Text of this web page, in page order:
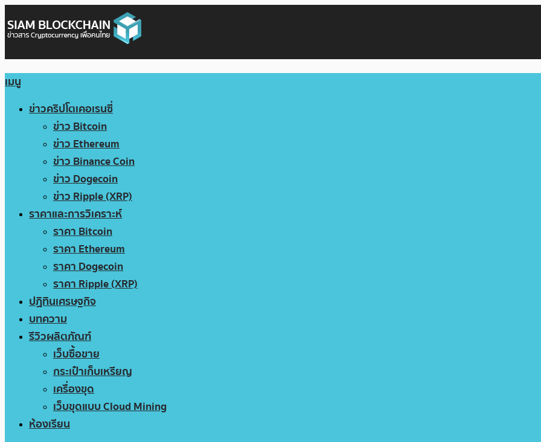
เมนู
ข่าวคริปโตเคอเรนซี่
ข่าว Bitcoin
ข่าว Ethereum
ข่าว Binance Coin
ข่าว Dogecoin
ข่าว Ripple (XRP)
ราคาและการวิเคราะห์
ราคา Bitcoin
ราคา Ethereum
ราคา Dogecoin
ราคา Ripple (XRP)
ปฏิทินเศรษฐกิจ
บทความ
รีวิวผลิตภัณฑ์
เว็บซื้อขาย
กระเป๋าเก็บเหรียญ
เครื่องขุด
เว็บขุดแบบ Cloud Mining
ห้องเรียน